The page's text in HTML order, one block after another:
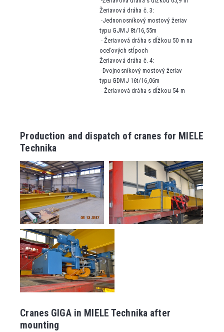
Žeriavová dráha č. 3:
-Jednonosníkový mostový žeriav
typu GJMJ 8t/16,55m
-Žeriavová dráha s dĺžkou 50 m na
oceľových stĺpoch
Žeriavová dráha č. 4:
-Dvojnosníkový mostový žeriav
typu GDMJ 16t/16,06m
-Žeriavová dráha s dĺžkou 54 m
Production and dispatch of cranes for MIELE
Technika
Cranes GIGA in MIELE Technika after
mounting